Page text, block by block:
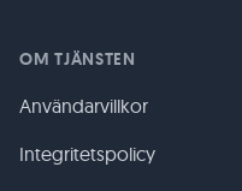
OM TJÄNSTEN
Användarvillkor
Integritetspolicy